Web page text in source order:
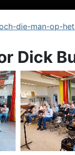
die-man-op-
Dick